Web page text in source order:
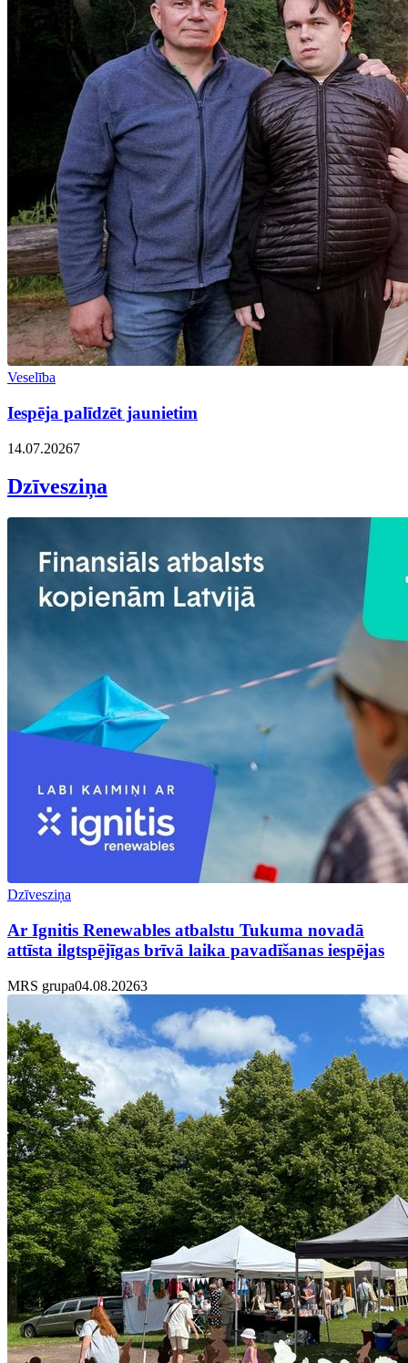
Veselība
Iespēja palīdzēt jaunietim
14.07.20267
Dzīvesziņa
Dzīvesziņa
Ar Ignitis Renewables atbalstu Tukuma novadā
attīsta ilgtspējīgas brīvā laika pavadīšanas iespējas
MRS grupa04.08.20263